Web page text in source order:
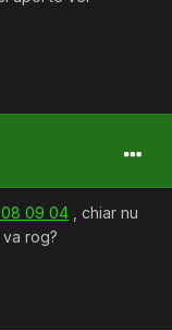
08 09 04 , chiar nu
rog?